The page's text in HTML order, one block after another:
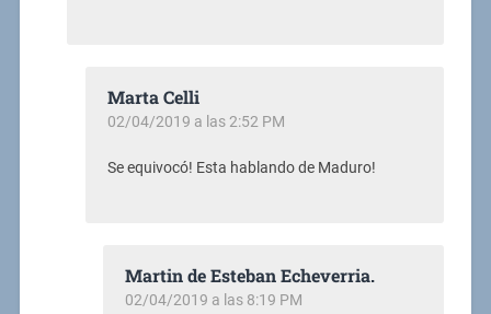
Marta Celli
02/04/2019 a las 2:52 PM
Se equivocó! Esta hablando de Maduro!
Martin de Esteban Echeverria.
02/04/2019 a las 8:19 PM